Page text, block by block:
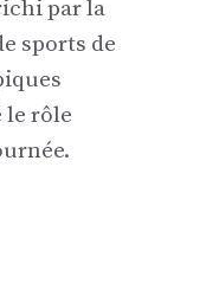
par la
sports de
le rôle